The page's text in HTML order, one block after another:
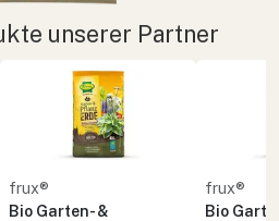
unserer Partner
frux®
Bio Garten- &
frux®
Bio